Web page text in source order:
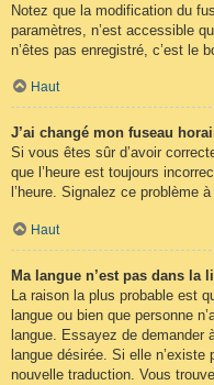
Notez que la modification du
paramètres, n’est accessible
n’êtes pas enregistré, c’est le
Haut
J’ai changé mon fuseau
Si vous êtes sûr d’avoir
que l’heure est toujours
l’heure. Signalez ce problème
Haut
Ma langue n’est pas dans la
La raison la plus probable est
langue ou bien que personne
langue. Essayez de demander
langue désirée. Si elle
nouvelle traduction. Vous